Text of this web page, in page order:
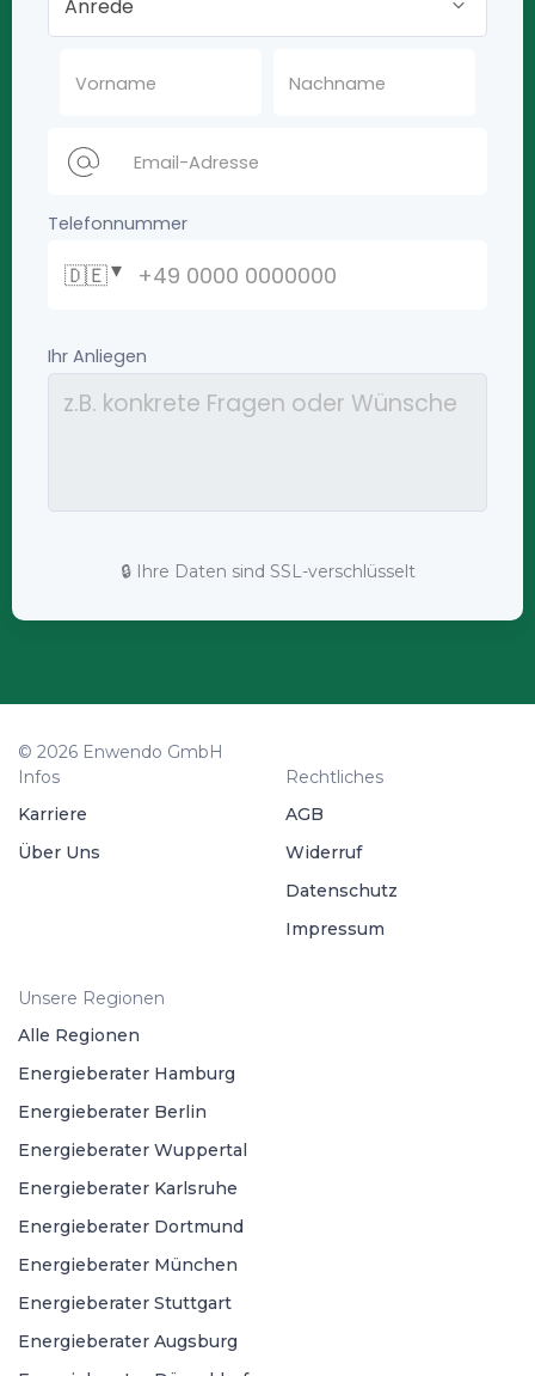
🔒 Ihre Daten sind SSL-verschlüsselt
© 2026 Enwendo GmbH
Infos
Karriere
Über Uns
Rechtliches
AGB
Widerruf
Datenschutz
Impressum
Unsere Regionen
Alle Regionen
Energieberater Hamburg
Energieberater Berlin
Energieberater Wuppertal
Energieberater Karlsruhe
Energieberater Dortmund
Energieberater München
Energieberater Stuttgart
Energieberater Augsburg